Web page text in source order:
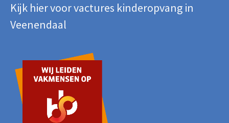
Kijk hier voor vactures kinderopvang in
Veenendaal